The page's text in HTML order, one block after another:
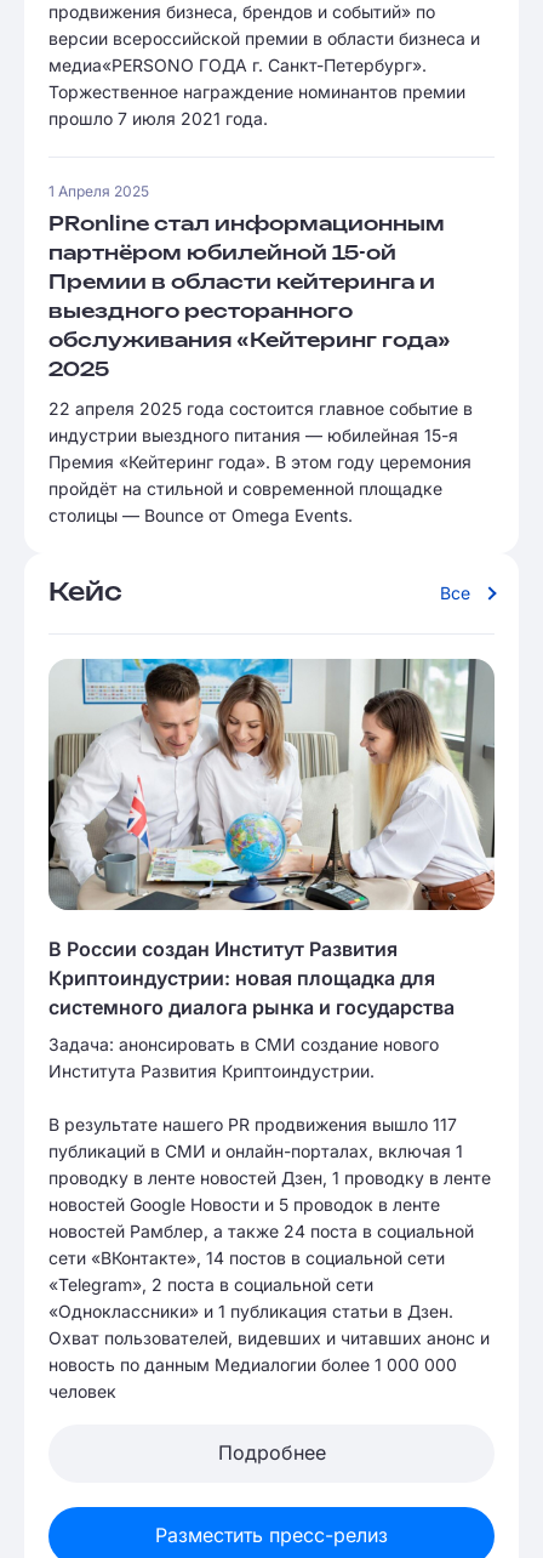
продвижения бизнеса, брендов и событий» по
версии всероссийской премии в области бизнеса и
медиа«PERSONO ГОДА г. Санкт-Петербург».
Торжественное награждение номинантов премии
прошло 7 июля 2021 года.
1 Апреля 2025
PRonline стал информационным
партнёром юбилейной 15-ой
Премии в области кейтеринга и
выездного ресторанного
обслуживания «Кейтеринг года»
2025
22 апреля 2025 года состоится главное событие в
индустрии выездного питания — юбилейная 15-я
Премия «Кейтеринг года». В этом году церемония
пройдёт на стильной и современной площадке
столицы — Bounce от Omega Events.
Кейс Все
В России создан Институт Развития
Криптоиндустрии: новая площадка для
системного диалога рынка и государства
Задача: анонсировать в СМИ создание нового
Института Развития Криптоиндустрии.
В результате нашего PR продвижения вышло 117
публикаций в СМИ и онлайн-порталах, включая 1
проводку в ленте новостей Дзен, 1 проводку в ленте
новостей Google Новости и 5 проводок в ленте
новостей Рамблер, а также 24 поста в социальной
сети «ВКонтакте», 14 постов в социальной сети
«Telegram», 2 поста в социальной сети
«Одноклассники» и 1 публикация статьи в Дзен.
Охват пользователей, видевших и читавших анонс и
новость по данным Медиалогии более 1 000 000
человек
Подробнее
Разместить пресс-релиз